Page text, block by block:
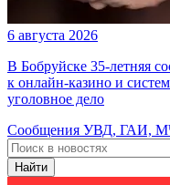
6 августа 2026
В Бобруйске 35-летняя
к онлайн-казино и
уголовное дело
Сообщения УВД, ГАИ,
Найти